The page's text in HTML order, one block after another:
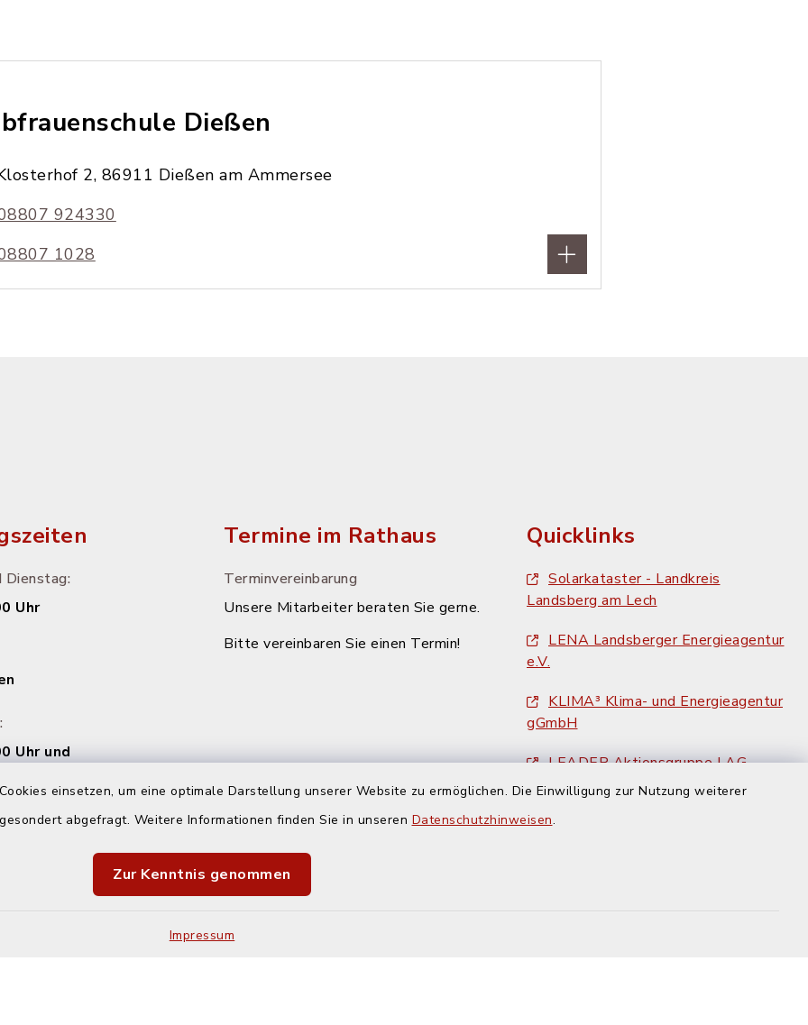
einsetzen, um eine optimale Darstellung unserer Website zu ermöglichen. Die Einwilligung zur Nutzung weiterer
abgefragt. Weitere Informationen finden Sie in unseren Datenschutzhinweisen.
Zur Kenntnis genommen
Impressum
Dießen
2, 86911 Dießen am Ammersee
924330
1028
Dienstag:
Uhr
Uhr und
Uhr
Termine im Rathaus
Terminvereinbarung
Unsere Mitarbeiter beraten Sie gerne.
Bitte vereinbaren Sie einen Termin!
Quicklinks
Solarkataster - Landkreis
Landsberg am Lech
LENA Landsberger Energieagentur
e.V.
KLIMA³ Klima- und Energieagentur
gGmbH
LEADER Aktionsgruppe LAG
Ammersee e. V.
Landkreis Landsberg am Lech